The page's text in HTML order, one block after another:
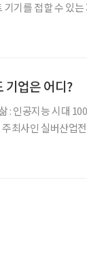
기업은 어디?
: 인공지능 시대
최사인 실버산업